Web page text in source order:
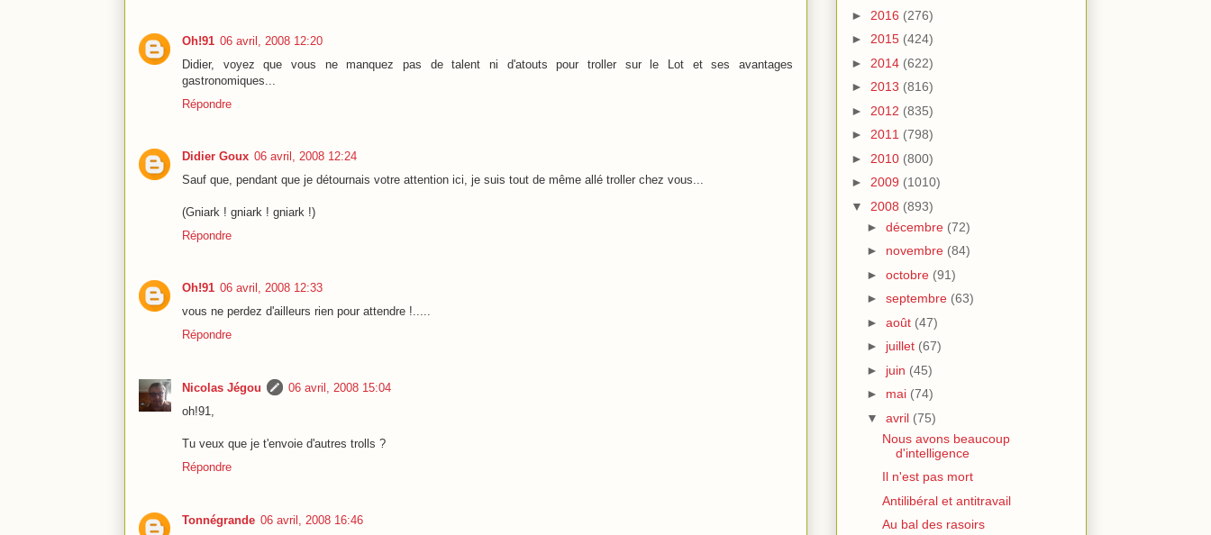
Oh!91 06 avril, 2008 12:20
Didier, voyez que vous ne manquez pas de talent ni d'atouts pour troller sur le Lot et ses avantages
gastronomiques...
Répondre
Didier Goux 06 avril, 2008 12:24
Sauf que, pendant que je détournais votre attention ici, je suis tout de même allé troller chez vous...
(Gniark ! gniark ! gniark !)
Répondre
Oh!91 06 avril, 2008 12:33
vous ne perdez d'ailleurs rien pour attendre !.....
Répondre
Nicolas Jégou
06 avril, 2008 15:04
oh!91,
Tu veux que je t'envoie d'autres trolls ?
Répondre
Tonnégrande 06 avril, 2008 16:46
► 2016 (276)
► 2015 (424)
► 2014 (622)
► 2013 (816)
► 2012 (835)
► 2011 (798)
► 2010 (800)
► 2009 (1010)
▼ 2008 (893)
► décembre (72)
► novembre (84)
► octobre (91)
► septembre (63)
► août (47)
► juillet (67)
► juin (45)
► mai (74)
▼ avril (75)
Nous avons beaucoup
d'intelligence
Il n'est pas mort
Antilibéral et antitravail
Au bal des rasoirs